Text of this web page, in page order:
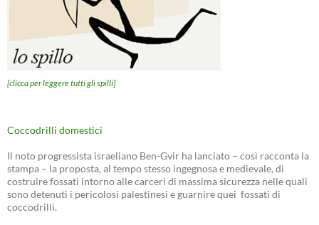
[clicca per leggere tutti gli spilli]
Coccodrilli domestici
Il noto progressista israeliano Ben-Gvir ha lanciato – così racconta la
stampa – la proposta, al tempo stesso ingegnosa e medievale, di
costruire fossati intorno alle carceri di massima sicurezza nelle quali
sono detenuti i pericolosi palestinesi e guarnire quei fossati di
coccodrilli.